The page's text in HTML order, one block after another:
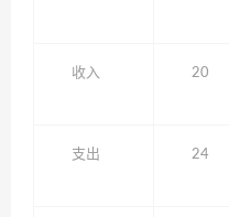
收入 20
支出 24